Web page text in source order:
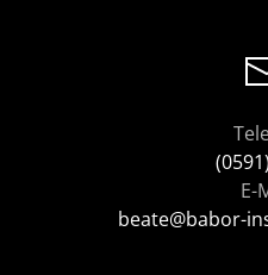
E-
beate@babor-